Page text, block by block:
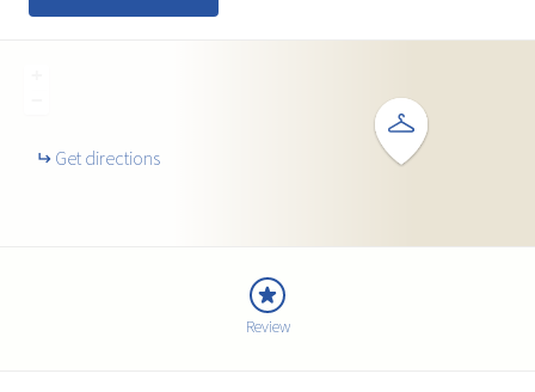
Get directions
Review